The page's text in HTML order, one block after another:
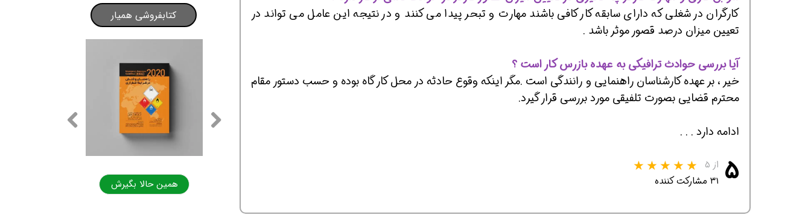
کارگران در شغلی که دارای سابقه کار کافی باشند مهارت و تبحر پیدا می کنند و در نتیجه این عامل می تواند در
تعیین میزان درصد قصور موثر باشد .
آیا بررسی حوادث ترافیکی به عهده بازرس کار است ؟
خیر ، بر عهده کارشناسان راهنمایی و رانندگی است .مگر اینکه وقوع حادثه در محل کار گاه بوده و حسب دستور مقام
محترم قضایی بصورت تلفیقی مورد بررسی قرار گیرد.
ادامه دارد . . .
۵ از ۵
۳۱ مشارکت کننده
کتابفروشی همیار
همین حالا بگیرش همین حالا بگیرش